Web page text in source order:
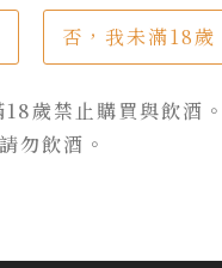
否，我未滿18歲
歲禁止購買與飲酒。
勿飲酒。